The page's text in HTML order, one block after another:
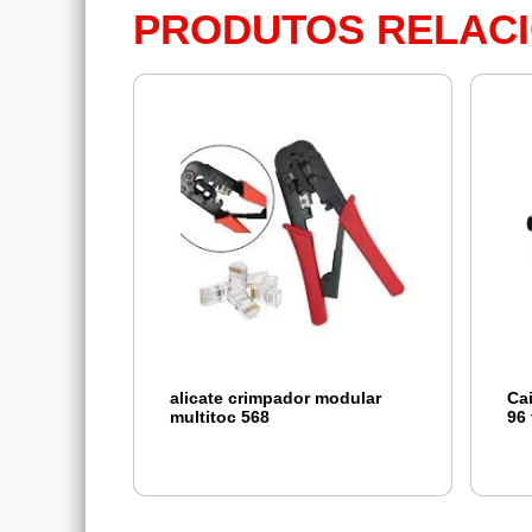
PRODUTOS
alicate crimpador modular
multitoc 568
96